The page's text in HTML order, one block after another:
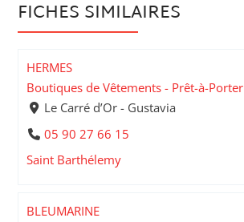
FICHES SIMILAIRES
HERMES
Boutiques de Vêtements - Prêt-à-Porter
Le Carré d’Or - Gustavia
05 90 27 66 15
Saint Barthélemy
BLEUMARINE